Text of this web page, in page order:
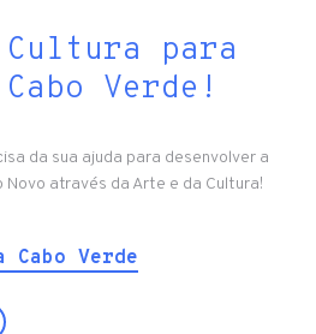
para
Verde!
da sua ajuda para desenvolver a
através da Arte e da Cultura!
Cabo Verde